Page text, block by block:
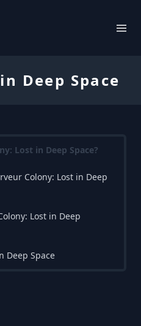
Deep Space
Lost in Deep Space?
Colony: Lost in Deep
Lost in Deep
Deep Space